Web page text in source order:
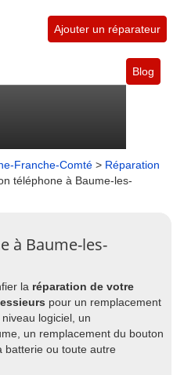
Ajouter un réparateur
Blog
Franche-Comté > Réparation
téléphone à Baume-les-
à Baume-les-
la réparation de votre
pour un remplacement
logiciel, un
un remplacement du bouton
batterie ou toute autre